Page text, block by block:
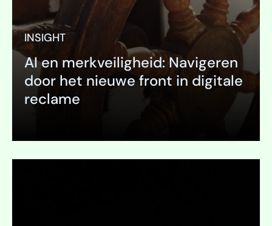
INSIGHT
AI en merkveiligheid: Navigeren
door het nieuwe front in digitale
reclame